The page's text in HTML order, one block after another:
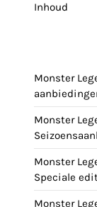
Inhoud
Monster
Monster
Monster
Speciale
Monster